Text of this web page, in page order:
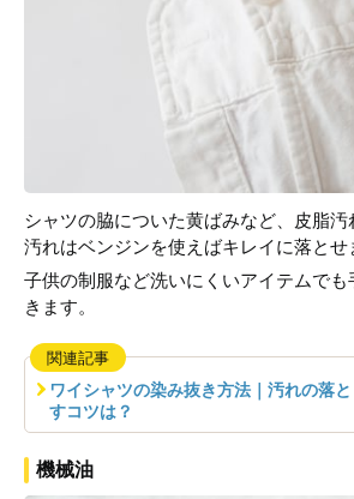
シャツの脇についた黄ばみなど、皮脂汚
汚れはベンジンを使えばキレイに落とせ
子供の制服など洗いにくいアイテムで
きます。
関連記事
ワイシャツの染み抜き方法｜汚れの落
すコツは？
機械油